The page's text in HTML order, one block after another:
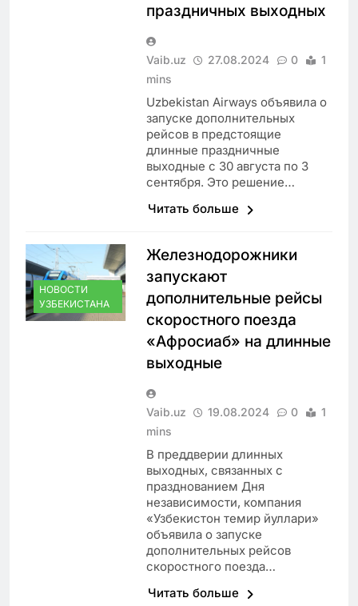
праздничных выходных
Vaib.uz 27.08.2024 0
1
mins
Uzbekistan Airways объявила о
запуске дополнительных
рейсов в предстоящие
длинные праздничные
выходные с 30 августа по 3
сентября. Это решение…
Читать больше
НОВОСТИ
УЗБЕКИСТАНА
Железнодорожники
запускают
дополнительные рейсы
скоростного поезда
«Афросиаб» на длинные
выходные
Vaib.uz 19.08.2024 0
1
mins
В преддверии длинных
выходных, связанных с
празднованием Дня
независимости, компания
«Узбекистон темир йуллари»
объявила о запуске
дополнительных рейсов
скоростного поезда…
Читать больше